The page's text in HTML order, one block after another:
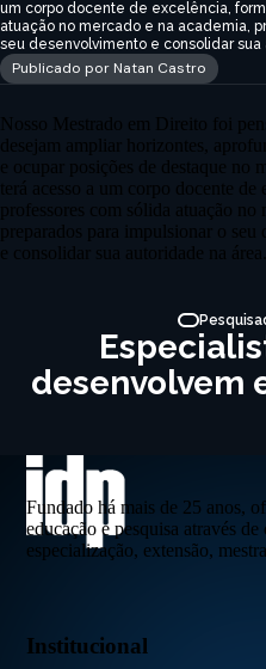
um corpo docente de excelência,
atuação no mercado e na academia,
seu desenvolvimento e consolidar sua
Publicado por Natan Castro
Nosso Mestrado em Direito foi
desejam ampliar horizontes,
e ocupar posições de destaque
terá acesso a um corpo docente de
professores com sólida atuação no
preparados para impulsionar o seu
e consolidar sua autoridade na área.
desenvolvem
Fundado há mais de 25 anos,
educação e pesquisa através
especialização, extensão,
Institucional